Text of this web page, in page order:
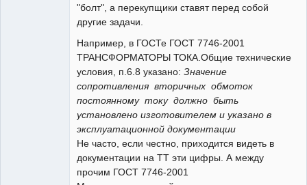
"болт", а перекупщики ставят перед собой
другие задачи.
Например, в ГОСТе ГОСТ 7746-2001
ТРАНСФОРМАТОРЫ ТОКА.Общие технические
условия, п.6.8 указано: Значение
сопротивления вторичных обмоток
постоянному току должно быть
установлено изготовителем и указано в
эксплуатационной документации
Не часто, если честно, приходится видеть в
документации на ТТ эти цифры. А между
прочим ГОСТ 7746-2001